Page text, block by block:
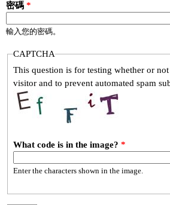
密碼 *
輸入您的密碼。
CAPTCHA
This question is for testing whether or
visitor and to prevent automated spam
What code is in the image?*
Enter the characters shown in the image.